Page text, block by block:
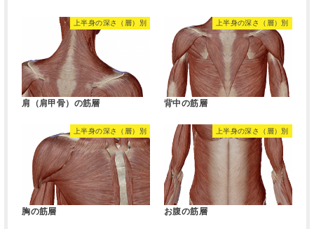
上半身の深さ（層）別
肩（肩甲骨）の筋層
上半身の深さ（層）別
背中の筋層
上半身の深さ（層）別
胸の筋層
上半身の深さ（層）別
お腹の筋層